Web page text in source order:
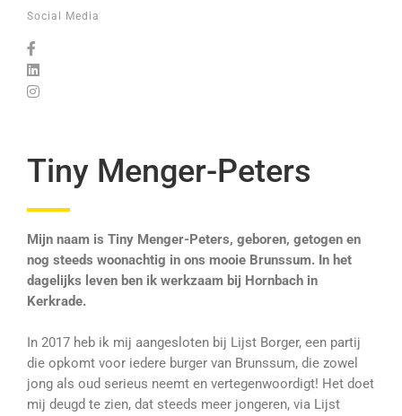
Social Media
Tiny Menger-Peters
Mijn naam is Tiny Menger-Peters, geboren, getogen en
nog steeds woonachtig in ons mooie Brunssum. In het
dagelijks leven ben ik werkzaam bij Hornbach in
Kerkrade.
In 2017 heb ik mij aangesloten bij Lijst Borger, een partij
die opkomt voor iedere burger van Brunssum, die zowel
jong als oud serieus neemt en vertegenwoordigt! Het doet
mij deugd te zien, dat steeds meer jongeren, via Lijst